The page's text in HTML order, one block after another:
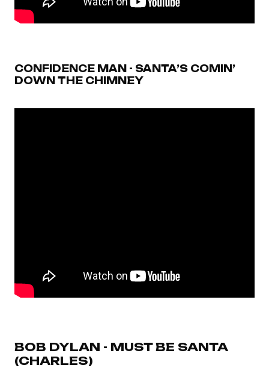
CONFIDENCE MAN - SANTA’S COMIN’
DOWN THE CHIMNEY
BOB DYLAN - MUST BE SANTA
(CHARLES)